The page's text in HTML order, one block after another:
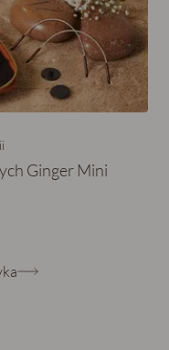
Ginger Mini